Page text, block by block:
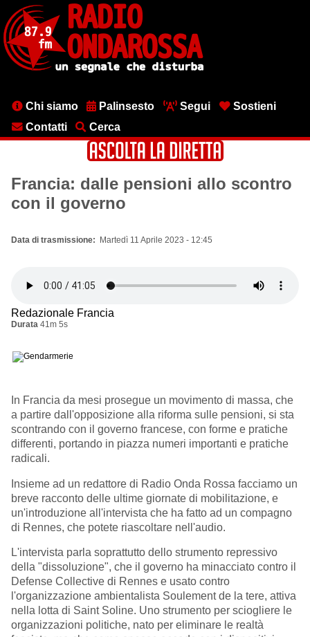
contenuto
principale
MenuChi siamo Palinsesto Segui
Sostieni
Contatti
Cerca
Francia: dalle pensioni allo scontro
con il governo
Data di trasmissione Martedì 11 Aprile 2023 - 12:45
Redazionale Francia
Durata 41m 5s
In Francia da mesi prosegue un movimento di massa, che
a partire dall'opposizione alla riforma sulle pensioni, si sta
scontrando con il governo francese, con forme e pratiche
differenti, portando in piazza numeri importanti e pratiche
radicali.
Insieme ad un redattore di Radio Onda Rossa facciamo un
breve racconto delle ultime giornate di mobilitazione, e
un'introduzione all'intervista che ha fatto ad un compagno
di Rennes, che potete riascoltare nell'audio.
L'intervista parla soprattutto dello strumento repressivo
della "dissoluzione", che il governo ha minacciato contro il
Defense Collective di Rennes e usato contro
l'organizzazione ambientalista Soulement de la tere, attiva
nella lotta di Saint Soline. Uno strumento per sciogliere le
organizzazioni politiche, nato per eliminare le realtà